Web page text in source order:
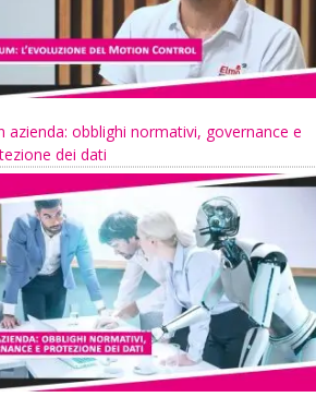
azienda: obblighi normativi, governance e
dei dati